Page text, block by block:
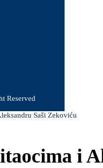
Reserved
Saši Zekoviću
i